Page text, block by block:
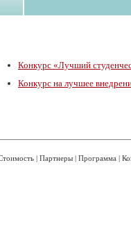
Конкурс «Лучший
Конкурс на лучшее
| Партнеры | Программа |